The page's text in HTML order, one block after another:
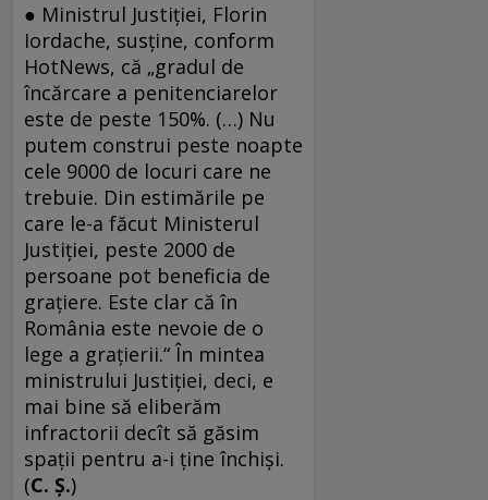
● Ministrul Justiţiei, Florin
Iordache, susţine, conform
HotNews, că „gradul de
încărcare a penitenciarelor
este de peste 150%. (…) Nu
putem construi peste noapte
cele 9000 de locuri care ne
trebuie. Din estimările pe
care le-a făcut Ministerul
Justiţiei, peste 2000 de
persoane pot beneficia de
graţiere. Este clar că în
România este nevoie de o
lege a graţierii.“ În mintea
ministrului Justiţiei, deci, e
mai bine să eliberăm
infractorii decît să găsim
spaţii pentru a-i ţine închişi.
(C. Ş.)